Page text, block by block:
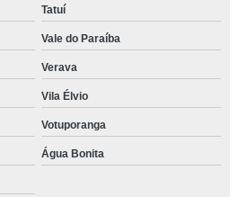
Tatuí
Vale do Paraíba
Verava
Vila Élvio
Votuporanga
Água Bonita